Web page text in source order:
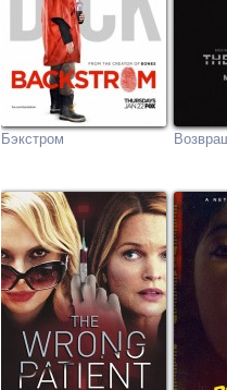
Бэкстром